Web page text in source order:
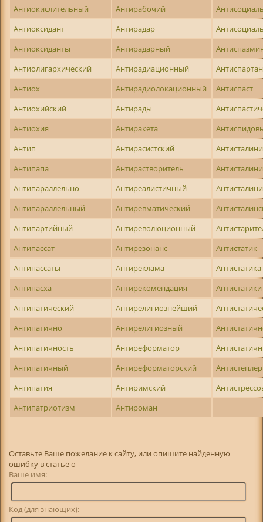
Антиокислительный
Антирабочий
Антиоксидант
Антирадар
Антиоксиданты
Антирадарный
Антиолигархический
Антирадиационный
Антиох
Антирадиолокационный
Антиспаст
Антиохийский
Антирады
Антиохия
Антиракета
Антип
Антирасистский
Антипапа
Антирастворитель
Антипараллельно
Антиреалистичный
Антипараллельный
Антиревматический
Антипартийный
Антиреволюционный
Антипассат
Антирезонанс
Антистатик
Антипассаты
Антиреклама
Антистатика
Антипасха
Антирекомендация
Антистатики
Антипатический
Антирелигиознейший
Антипатично
Антирелигиозный
Антипатичность
Антиреформатор
Антипатичный
Антиреформаторский
Антистеплер
Антипатия
Антиримский
Антипатриотизм
Антироман
Оставьте Ваше пожелание к сайту, или опишите найденную
ошибку в статье о
Ваше имя:
Код (для знающих):